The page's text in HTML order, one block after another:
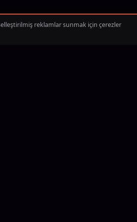
reklamlar sunmak için çerezler